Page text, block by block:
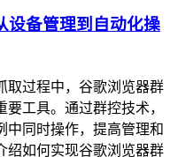
设备管理到自动化操
取过程中，谷歌浏览器群
工具。通过群控技术，
中同时操作，提高管理和
绍如何实现谷歌浏览器群